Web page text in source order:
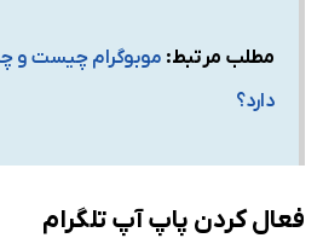
مطلب مرتبط: موبوگرام چیست و
دارد؟
فعال کردن پاپ آپ تلگرام